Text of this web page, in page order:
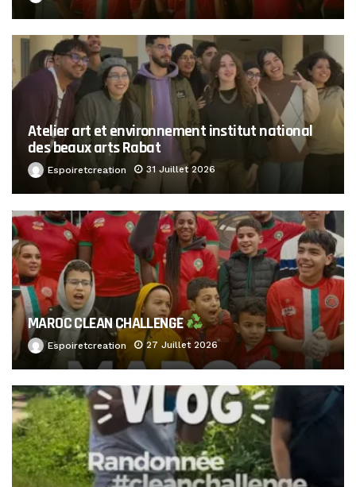
Atelier art et environnement institut national
des beaux arts Rabat
Espoiretcreation 31 Juillet 2026
MAROC CLEAN CHALLENGE
Espoiretcreation 27 Juillet 2026